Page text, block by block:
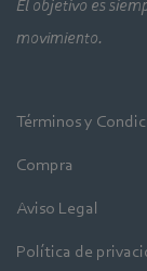
El objetivo es
movimiento.
Términos y
Compra
Aviso Legal
Política de